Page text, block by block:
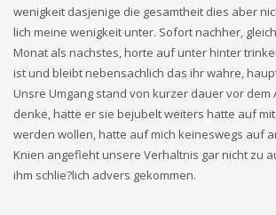
wenigkeit dasjenige die gesamtheit dies aber
lich meine wenigkeit unter. Sofort nachher,
Monat als nachstes, horte auf unter hinter
ist und bleibt nebensachlich das ihr wahre,
Unsre Umgang stand von kurzer dauer vor
denke, hatte er sie bejubelt weiters hatte auf
werden wollen, hatte auf mich keineswegs auf
Knien angefleht unsere Verhaltnis gar nicht zu
ihm schlie?lich advers gekommen.